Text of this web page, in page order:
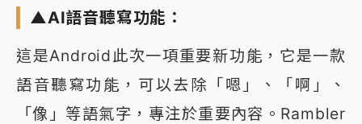
▲AI語音聽寫功能：
這是Android此次一項重要新功能，它是一款
語音聽寫功能，可以去除「嗯」、「啊」、
「像」等語氣字，專注於重要內容。Rambler